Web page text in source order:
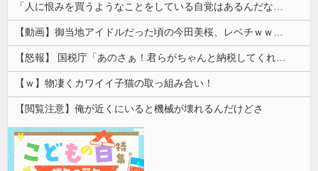
「人に恨みを買うようなことをしている自覚はあるんだな」と高市首相を嘲笑った左派、平和記念式典での演説にケチを付けるも……
【動画】御当地アイドルだった頃の今田美桜、レベチｗｗｗｗｗｗｗｗｗｗｗｗｗｗｗｗｗｗ
【怒報】 国税庁「あのさぁ！君らがちゃんと納税してくれないとこうなっちゃうけどどうする？！」←これw w w w w w w w
【ｗ】物凄くカワイイ子猫の取っ組み合い！
【閲覧注意】俺が近くにいると機械が壊れるんだけどさ